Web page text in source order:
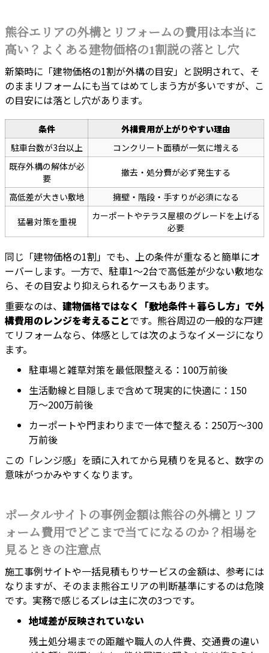
熊谷エリアの外構とリフォームの費用は本当に
高い？よくある建物価格の1割説の落とし穴
新築時に「建物価格の1割が外構の目安」と説明されて、そ
のままリフォームにも当てはめてしまう方が多いですが、こ
の目安には落とし穴があります。
条件
外構費用が上がりやすい理由
駐車台数が3台以上
コンクリート面積が一気に増える
既存外構の解体が必
要
撤去・処分費が必ず発生する
高低差が大きい敷地 擁壁・階段・手すりが必須になる
猛暑対策を重視
カーポートやテラス屋根のグレードを上げる
必要
同じ「建物価格の1割」でも、上の条件が重なると簡単にオ
ーバーします。一方で、駐車1〜2台で高低差が少ない敷地な
ら、その目安より抑えられるケースもあります。
重要なのは、 建物価格ではなく「敷地条件＋暮らし方」で外
構費用のレンジを考えることです。熊谷周辺の一般的な戸建
てリフォームなら、体感としては次のようなイメージになり
ます。
駐車場と雑草対策を最低限整える：100万前後
生活動線と目隠しまで含めて現実的に快適に：150
万〜200万前後
カーポートや門まわりまで一体で整える：250万〜300
万前後
この「レンジ感」を頭に入れてから見積りを見ると、数字の
意味がつかみやすくなります。
ポータルサイトの事例金額は熊谷の外構とリフ
ォーム費用でどこまで当てになるのか？相場を
見るときの注意点
施工事例サイトや一括見積もりサービスの金額は、参考には
なりますが、そのまま熊谷エリアの判断基準にするのは危険
です。実務で感じるズレは主に次の3つです。
地域差が反映されていない
残土処分場までの距離や職人の人件費、交通費の違い